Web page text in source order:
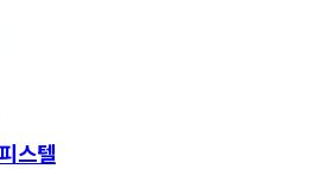
스텔